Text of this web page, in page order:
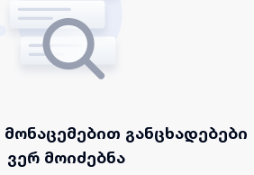
განცხადებები
ვერ მოიძებნა